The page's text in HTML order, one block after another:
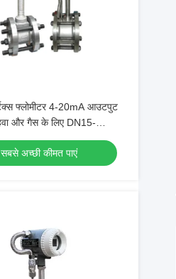
फ्लोमीटर 4-20mA आउटपुट
और गैस के लिए DN15-
के साथ
सबसे अच्छी कीमत पाएं